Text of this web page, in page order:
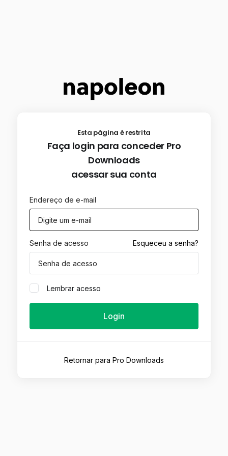
Esta página é restrita
Faça login para conceder Pro
Downloads
acessar sua conta
Endereço de e-mail
Senha de acesso Esqueceu a senha?
Lembrar acesso
Login
Retornar para Pro Downloads